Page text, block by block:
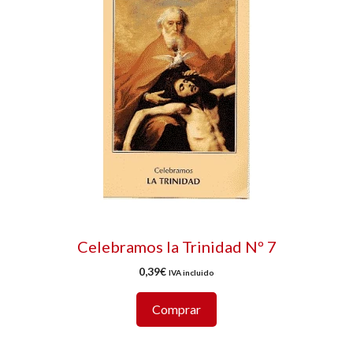
Celebramos la Trinidad Nº 7
0,39€ IVA incluido
Comprar